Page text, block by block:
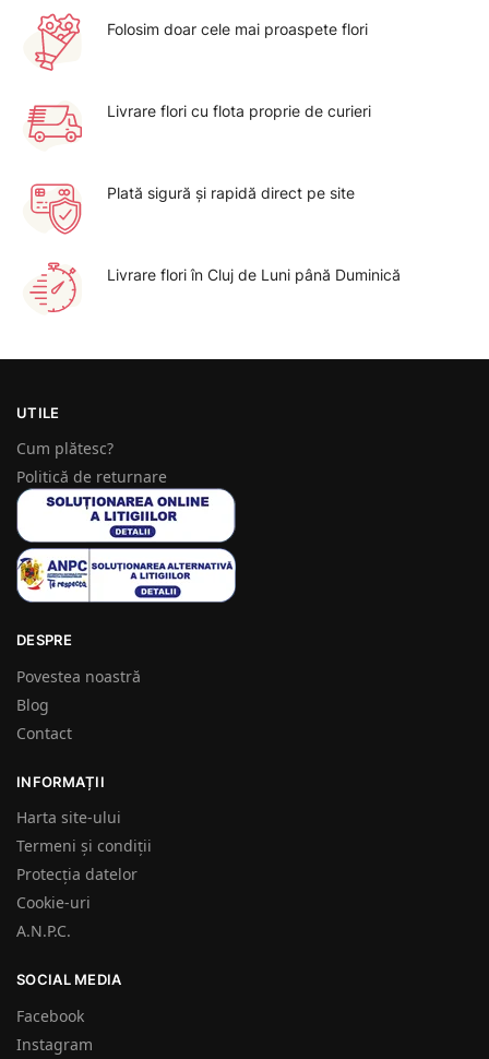
Folosim doar cele mai proaspete flori
Livrare flori cu flota proprie de curieri
Plată sigură şi rapidă direct pe site
Livrare flori în Cluj de Luni până Duminică
UTILE
Cum plătesc?
Politică de returnare
DESPRE
Povestea noastră
Blog
Contact
INFORMAȚII
Harta site-ului
Termeni și condiții
Protecția datelor
Cookie-uri
A.N.P.C.
SOCIAL MEDIA
Facebook
Instagram